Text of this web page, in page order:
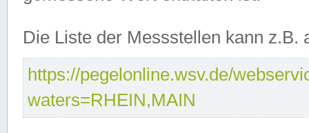
Die Liste der Messstellen kann
https://pegelonline.wsv.de/
waters=RHEIN,MAIN